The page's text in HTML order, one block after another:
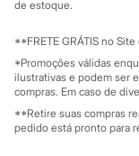
Yessica
Acessórios
Blusas
Calçados
Leggings
Shorts e
Tops
Moda
Investidores
Privacidade
Configuração de
Minha privacidade
de estoque.
**FRETE GRÁTIS no
*Promoções válidas
ilustrativas e podem ser
compras. Em caso de
**Retire suas compras
pedido está pronto para